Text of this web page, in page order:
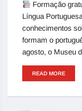
Formação
Língua
conhecimentos
formam o
agosto, o Museu
READ MORE